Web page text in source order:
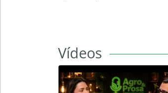
Vídeos